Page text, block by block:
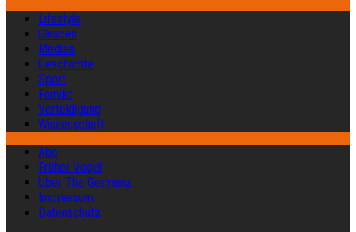
Lifestyle
Glauben
Medien
Geschichte
Sport
Familie
Verteidigung
Wissenschaft
Abo
Früher Vogel
Über The Germanz
Impressum
Datenschutz